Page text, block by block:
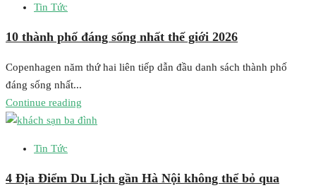
Tin Tức
10 thành phố đáng sống nhất thế giới 2026
Copenhagen năm thứ hai liên tiếp dẫn đầu danh sách thành phố
đáng sống nhất...
Continue reading
Tin Tức
4 Địa Điểm Du Lịch gần Hà Nội không thể bỏ qua